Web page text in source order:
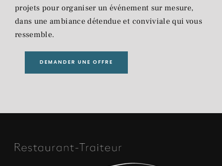
projets pour organiser un événement sur mesure,
dans une ambiance détendue et conviviale qui vous
ressemble.
DEMANDER UNE OFFRE